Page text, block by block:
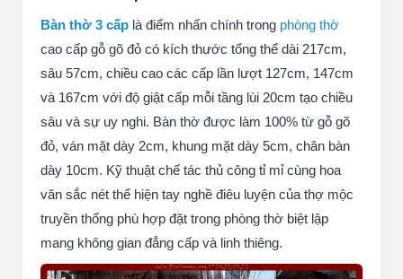
Bàn thờ 3 cấp là điểm nhấn chính trong phòng thờ
cao cấp gỗ gõ đỏ có kích thước tổng thể dài 217cm,
sâu 57cm, chiều cao các cấp lần lượt 127cm, 147cm
và 167cm với độ giật cấp mỗi tầng lùi 20cm tạo chiều
sâu và sự uy nghi. Bàn thờ được làm 100% từ gỗ gõ
đỏ, ván mặt dày 2cm, khung mặt dày 5cm, chân bàn
dày 10cm. Kỹ thuật chế tác thủ công tỉ mỉ cùng hoa
văn sắc nét thể hiện tay nghề điêu luyện của thợ mộc
truyền thống phù hợp đặt trong phòng thờ biệt lập
mang không gian đẳng cấp và linh thiêng.